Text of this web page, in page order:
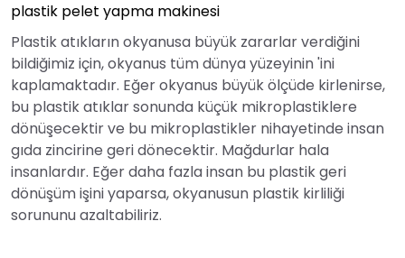
plastik pelet yapma makinesi
Plastik atıkların okyanusa büyük zararlar verdiğini
bildiğimiz için, okyanus tüm dünya yüzeyinin 'ini
kaplamaktadır. Eğer okyanus büyük ölçüde kirlenirse,
bu plastik atıklar sonunda küçük mikroplastiklere
dönüşecektir ve bu mikroplastikler nihayetinde insan
gıda zincirine geri dönecektir. Mağdurlar hala
insanlardır. Eğer daha fazla insan bu plastik geri
dönüşüm işini yaparsa, okyanusun plastik kirliliği
sorununu azaltabiliriz.